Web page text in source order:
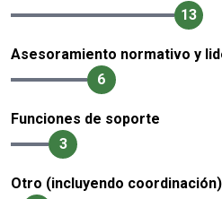
13
Asesoramiento normativo y
6
Funciones de soporte
3
Otro (incluyendo coordinación)